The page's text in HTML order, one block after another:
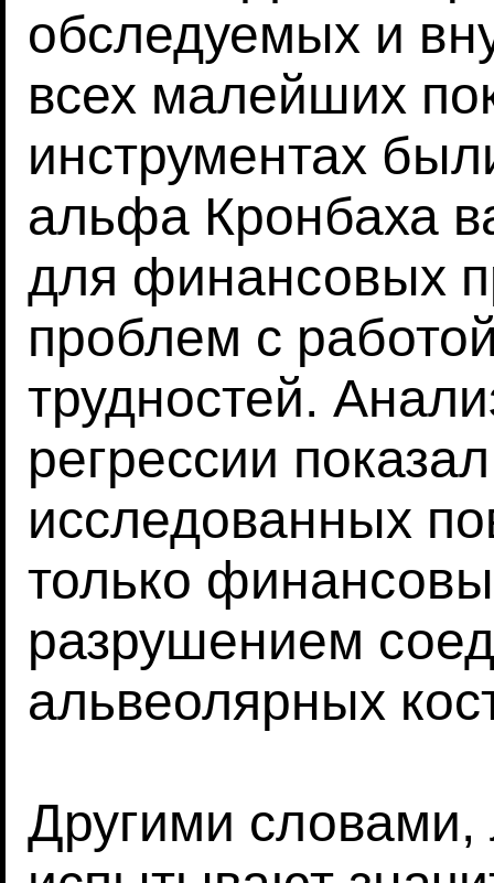
обследуемых и
всех малейших
инструментах
альфа Кронбаха
для финансовых
проблем с
трудностей.
регрессии
исследованных
только
разрушением
альвеолярных
Другими